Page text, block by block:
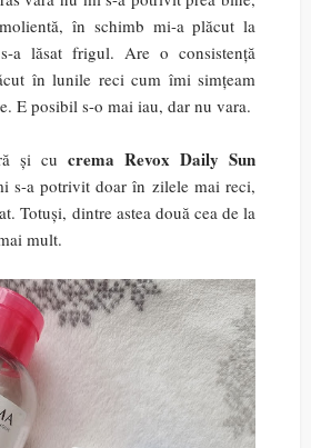
în schimb mi-a plăcut la
a lăsat frigul. Are o consistență
în lunile reci cum îmi simțeam
E posibil s-o mai iau, dar nu vara.
și cu crema Revox Daily Sun
s-a potrivit doar în zilele mai reci,
Totuși, dintre astea două cea de la
mult.